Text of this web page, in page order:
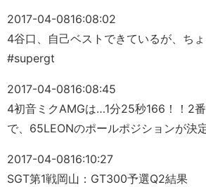
2017-04-0816:08:02
4谷口、自己ベストできているが、ち
#supergt
2017-04-0816:08:45
4初音ミクAMGは…1分25秒166！！2
で、65LEONのポールポジションが決
2017-04-0816:10:27
SGT第1戦岡山：GT300予選Q2結果